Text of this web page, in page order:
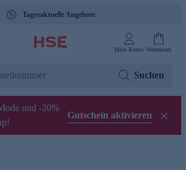
Tagesaktuelle Angebote
Mein Konto Warenkorb
Suchen
und -20%
Gutschein aktivieren